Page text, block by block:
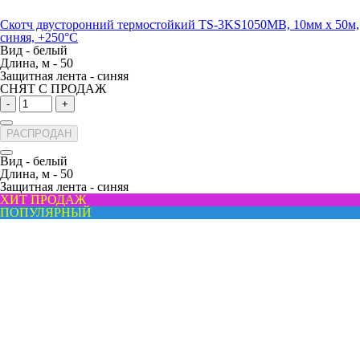
Скотч двусторонний термостойкий TS-3KS1050MB, 10мм х 50м,
синяя, +250°С
Вид - белый
Длина, м - 50
Защитная лента - синяя
СНЯТ С ПРОДАЖ
- +
РАСПРОДАН
Вид - белый
Длина, м - 50
Защитная лента - синяя
ХИТ ПРОДАЖ
ПОПУЛЯРНЫЙ